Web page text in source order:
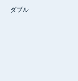
ダブル